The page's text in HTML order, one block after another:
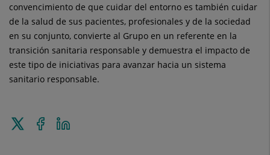
convencimiento de que cuidar del entorno es también cuidar
de la salud de sus pacientes, profesionales y de la sociedad
en su conjunto, convierte al Grupo en un referente en la
transición sanitaria responsable y demuestra el impacto de
este tipo de iniciativas para avanzar hacia un sistema
sanitario responsable.
Enviar
Compartir
en